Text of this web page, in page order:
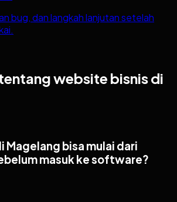
bug, dan langkah lanjutan setelah
website bisnis di
Magelang bisa mulai dari
masuk ke software?